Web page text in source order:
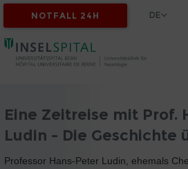
NOTFALL 24H DE
Eine Zeitreise mit Prof.
Ludin - Die Geschichte
Professor Hans-Peter Ludin, ehemals